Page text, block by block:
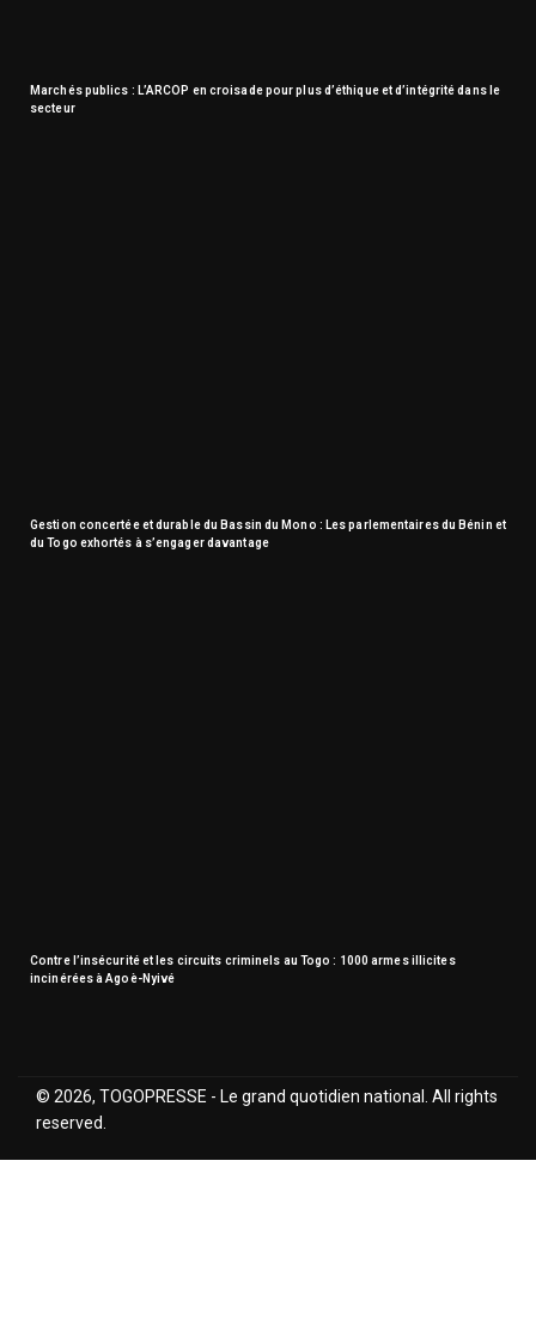
Marchés publics : L’ARCOP en croisade pour plus d’éthique et d’intégrité dans le
secteur
Gestion concertée et durable du Bassin du Mono : Les parlementaires du Bénin et
du Togo exhortés à s’engager davantage
Contre l’insécurité et les circuits criminels au Togo : 1000 armes illicites
incinérées à Agoè-Nyivé
© 2026, TOGOPRESSE - Le grand quotidien national. All rights
reserved.